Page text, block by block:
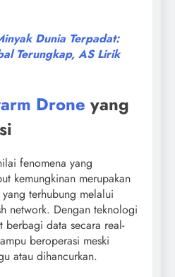
Dunia Terpadat:
Terungkap, AS Lirik
Drone yang
fenomena yang
kemungkinan merupakan
terhubung melalui
network. Dengan teknologi
data secara real-
beroperasi meski
atau dihancurkan.